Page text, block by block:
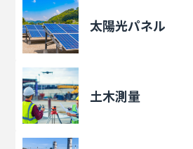
太陽光パネル
土木測量